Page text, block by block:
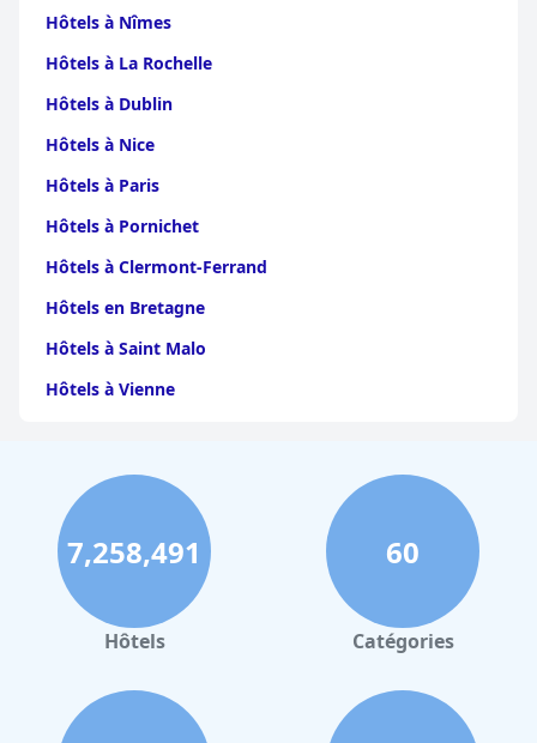
Hôtels à Nîmes
Hôtels à La Rochelle
Hôtels à Dublin
Hôtels à Nice
Hôtels à Paris
Hôtels à Pornichet
Hôtels à Clermont-Ferrand
Hôtels en Bretagne
Hôtels à Saint Malo
Hôtels à Vienne
Hôtels à Perpignan
Hôtels au Grand-Bornand
Hôtels à Strasbourg
Hôtels à Valence
Hôtels à Gerardmer
Hôtels à Palerme
7,258,491
Hôtels
60
Catégories